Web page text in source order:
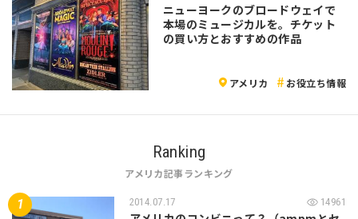
ニューヨークのブロードウェイで
本場のミュージカルを。チケット
の買い方とおすすめの作品
アメリカ お役立ち情報
Ranking
アメリカ記事ランキング
2014.07.17 14961